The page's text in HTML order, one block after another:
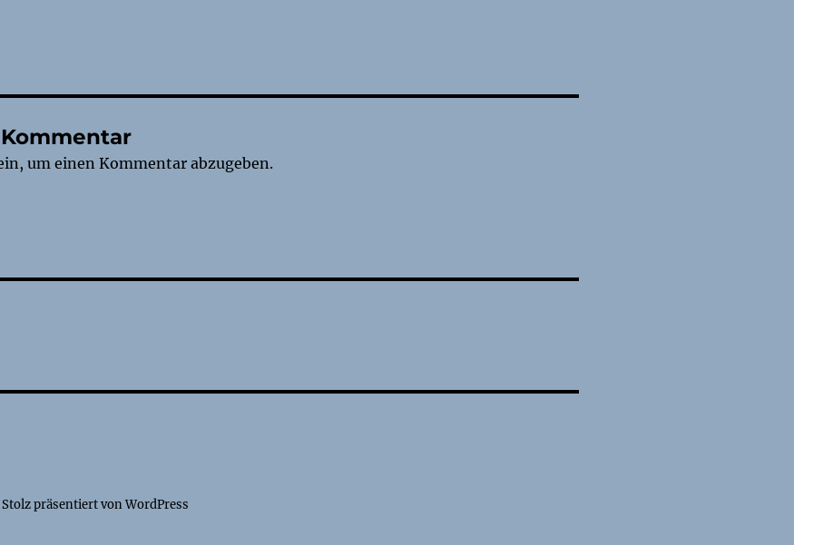
um einen Kommentar abzugeben.
Stolz präsentiert von WordPress